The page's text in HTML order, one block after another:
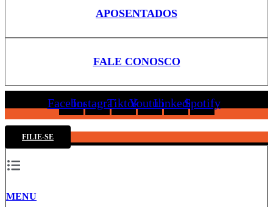
APOSENTADOS
FALE CONOSCO
FacebookInstagramTiktokYoutubeLinkedinSpotify
FILIE-SE
MENU